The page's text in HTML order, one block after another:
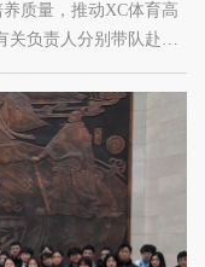
质量，推动XC体育高
关负责人分别带队赴北
调研走访。调研人员
建材集团、中石油、
业等企业及相关科研
领导介绍了公司的办